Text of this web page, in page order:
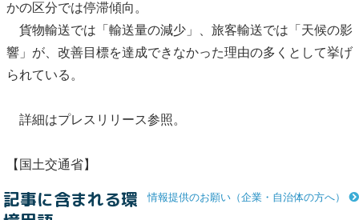
かの区分では停滞傾向。
貨物輸送では「輸送量の減少」、旅客輸送では「天候の影
響」が、改善目標を達成できなかった理由の多くとして挙げ
られている。
詳細はプレスリリース参照。
【国土交通省】
情報提供のお願い（企業・自治体の方へ）
記事に含まれる環